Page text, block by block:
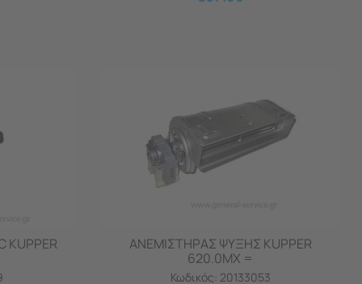
ΑΝΕΜΙΣΤΗΡΑΣ ΨΥΞΗΣ KUPPER
620.0MX =
Κωδικός: 20133053